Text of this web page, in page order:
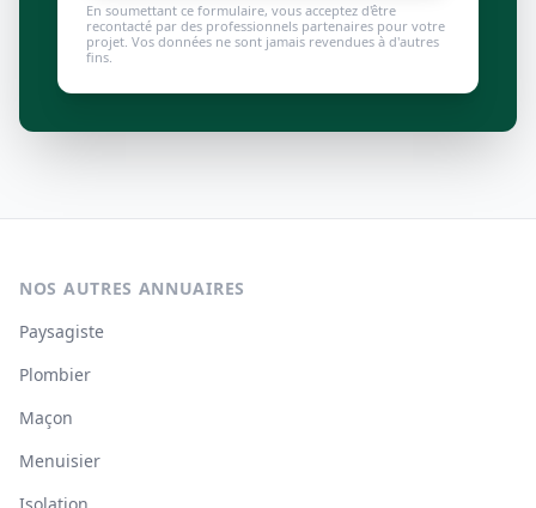
En soumettant ce formulaire, vous acceptez d'être
recontacté par des professionnels partenaires pour votre
projet. Vos données ne sont jamais revendues à d'autres
fins.
NOS AUTRES ANNUAIRES
Paysagiste
Plombier
Maçon
Menuisier